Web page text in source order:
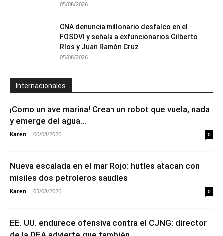
05/08/2026
CNA denuncia millonario desfalco en el
FOSOVI y señala a exfuncionarios Gilberto
Ríos y Juan Ramón Cruz
05/08/2026
Internacionales
¡Como un ave marina! Crean un robot que vuela, nada
y emerge del agua...
Karen - 06/08/2026 0
Nueva escalada en el mar Rojo: hutíes atacan con
misiles dos petroleros saudíes
Karen - 05/08/2026 0
EE. UU. endurece ofensiva contra el CJNG: director